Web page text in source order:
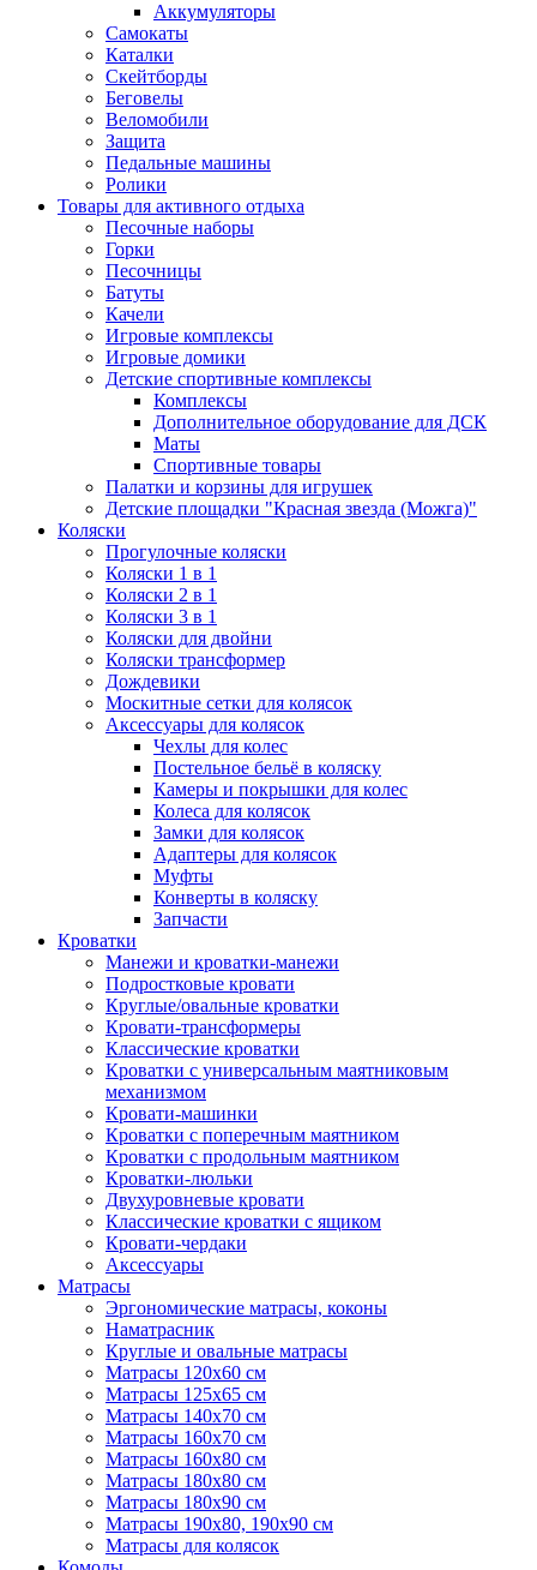
Аккумуляторы
Самокаты
Каталки
Скейтборды
Беговелы
Веломобили
Защита
Педальные машины
Ролики
Товары для активного отдыха
Песочные наборы
Горки
Песочницы
Батуты
Качели
Игровые комплексы
Игровые домики
Детские спортивные комплексы
Комплексы
Дополнительное оборудование для ДСК
Маты
Спортивные товары
Палатки и корзины для игрушек
Детские площадки "Красная звезда (Можга)"
Коляски
Прогулочные коляски
Коляски 1 в 1
Коляски 2 в 1
Коляски 3 в 1
Коляски для двойни
Коляски трансформер
Дождевики
Москитные сетки для колясок
Аксессуары для колясок
Чехлы для колес
Постельное бельё в коляску
Камеры и покрышки для колес
Колеса для колясок
Замки для колясок
Адаптеры для колясок
Муфты
Конверты в коляску
Запчасти
Кроватки
Манежи и кроватки-манежи
Подростковые кровати
Круглые/овальные кроватки
Кровати-трансформеры
Классические кроватки
Кроватки с универсальным маятниковым
механизмом
Кровати-машинки
Кроватки с поперечным маятником
Кроватки с продольным маятником
Кроватки-люльки
Двухуровневые кровати
Классические кроватки с ящиком
Кровати-чердаки
Аксессуары
Матрасы
Эргономические матрасы, коконы
Наматрасник
Круглые и овальные матрасы
Матрасы 120х60 см
Матрасы 125х65 см
Матрасы 140х70 см
Матрасы 160х70 см
Матрасы 160х80 см
Матрасы 180х80 см
Матрасы 180х90 см
Матрасы 190х80, 190х90 см
Матрасы для колясок